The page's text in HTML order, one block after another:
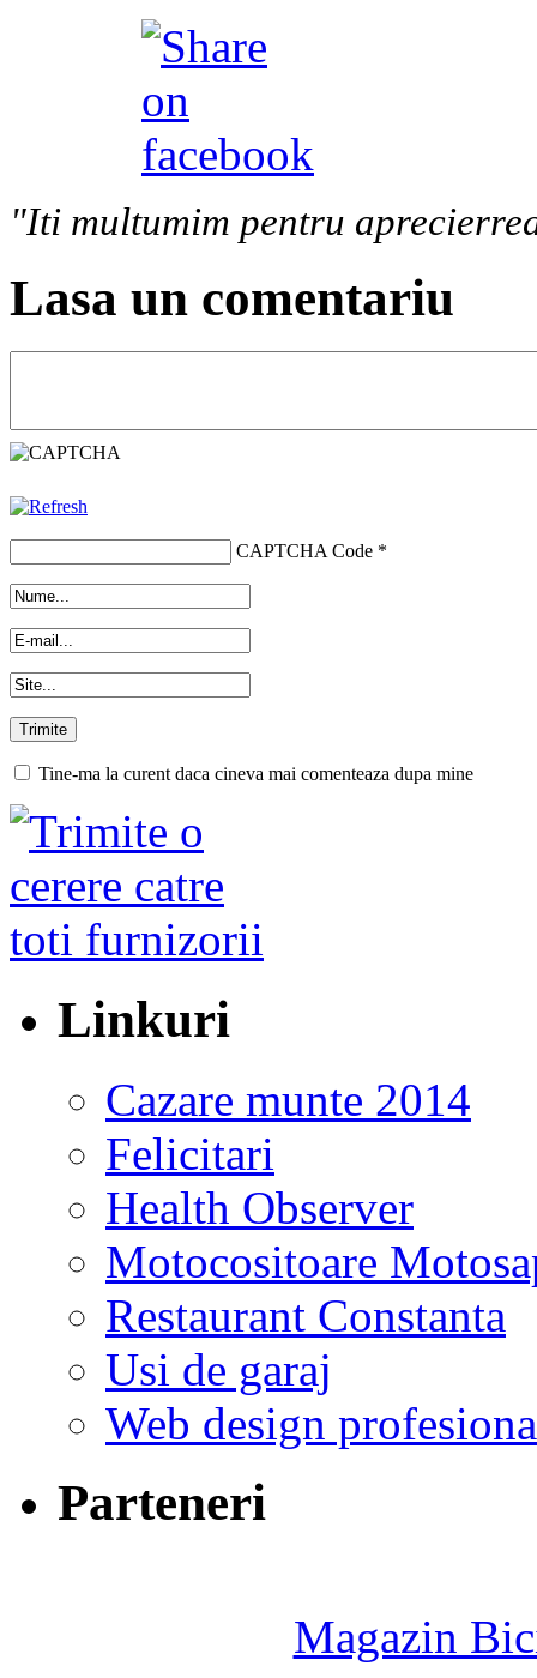
"Iti multumim pentru
Lasa un comentariu
CAPTCHA Code *
Tine-ma la curent daca cineva mai comenteaza dupa mine
Linkuri
Cazare munte 2014
Felicitari
Health Observer
Motocositoare
Restaurant Constanta
Usi de garaj
Web design
Parteneri
Magazin